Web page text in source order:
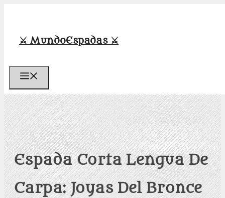
contenido
⚔️ MundoEspadas ⚔️
Espada Corta Lengua De
Carpa: Joyas Del Bronce